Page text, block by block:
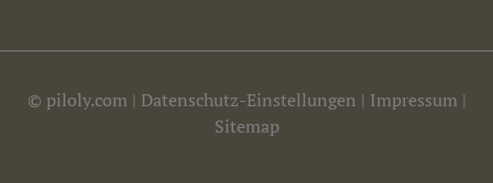
© piloly.com | Datenschutz-Einstellungen | Impressum |
Sitemap